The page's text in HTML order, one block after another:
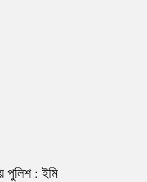
পুলিশ : ইমি